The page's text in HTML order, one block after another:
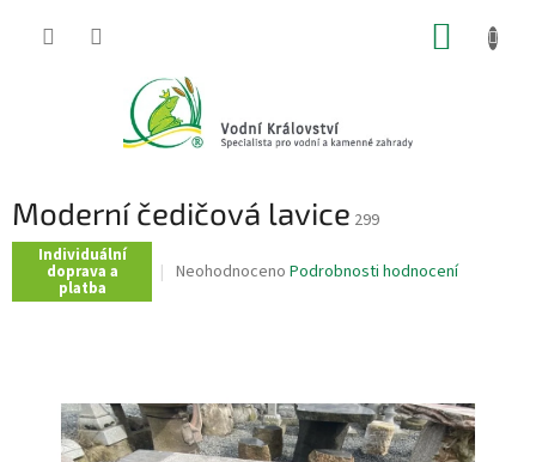
Moderní čedičová lavice 299
Individuální
doprava a
platba
Průměrné
5
hvězdiček.
Neohodnoceno Podrobnosti hodnocení